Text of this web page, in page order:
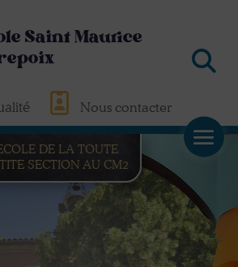
Saint Maurice
Nous contacter
DE LA TOUTE
SECTION AU CM2